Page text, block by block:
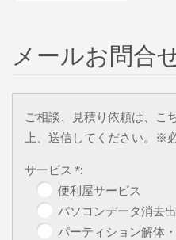
メールお問合
ご相談、見積り依頼は、こ
上、送信してください。※
サービス *:
便利屋サービス
パソコンデータ消去
パーティション解体